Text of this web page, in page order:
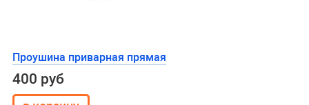
Проушина приварная прямая
400 руб